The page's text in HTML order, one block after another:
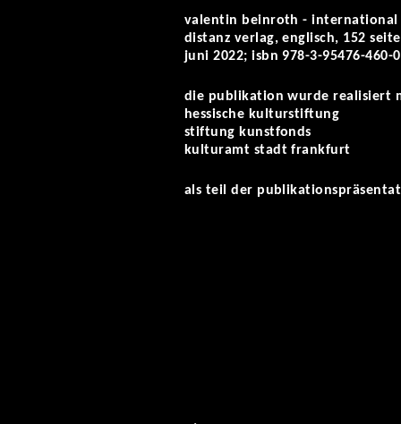
valentin beinroth -
distanz verlag, englisch, 152
juni 2022; isbn 978-3-95476-460-0
die publikation wurde realisiert
hessische kulturstiftung
stiftung kunstfonds
kulturamt stadt frankfurt
als teil der